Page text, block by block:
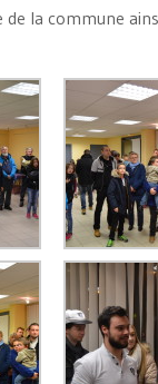
la commune